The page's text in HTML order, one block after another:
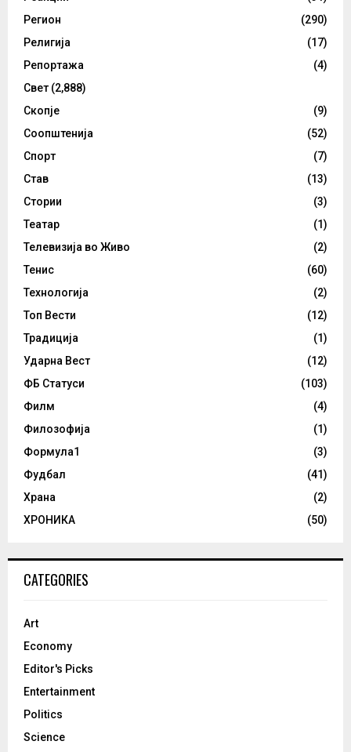
Регион
(290)
Религија
(17)
Репортажа
(4)
Свет (2,888)
Скопје
(9)
Соопштенија
(52)
Спорт
(7)
Став
(13)
Стории
(3)
Театар
(1)
Телевизија во Живо
(2)
Тенис
(60)
Технологија
(2)
Топ Вести
(12)
Традиција
(1)
Ударна Вест
(12)
ФБ Статуси
(103)
Филм
(4)
Филозофија
(1)
Формула1
(3)
Фудбал
(41)
Храна
(2)
ХРОНИКА
(50)
CATEGORIES
Art
Economy
Editor's Picks
Entertainment
Politics
Science